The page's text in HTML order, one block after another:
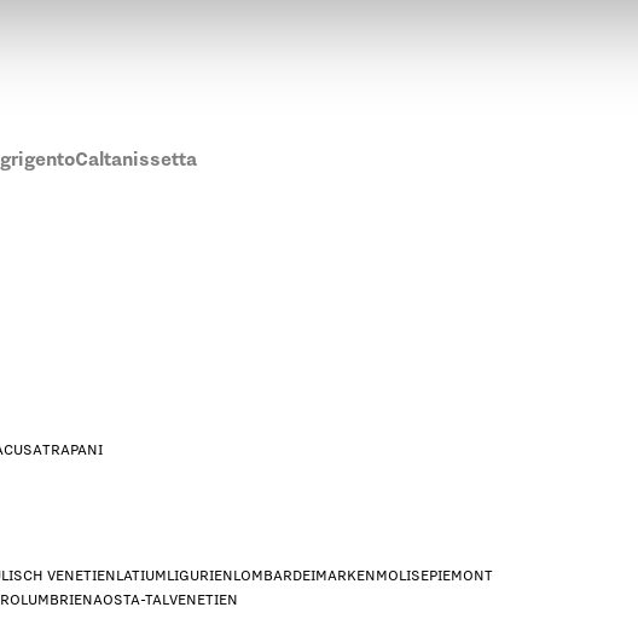
Caltanissetta
TRAPANI
VENETIENLATIUMLIGURIENLOMBARDEIMARKENMOLISEPIEMONT
UMBRIENAOSTA-TALVENETIEN
*